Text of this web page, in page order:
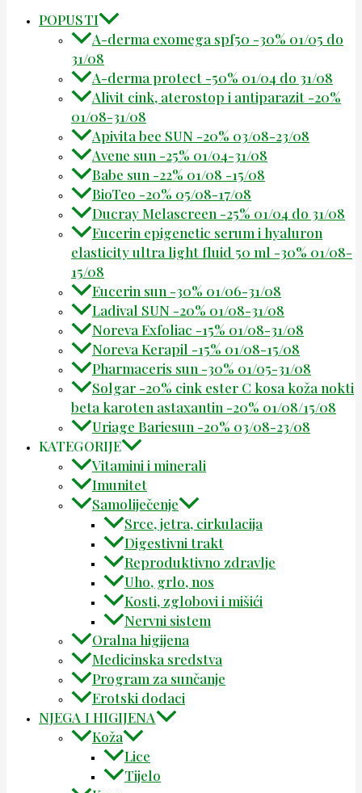
POPUSTI
A-derma exomega spf50 -30% 01/05 do
31/08
A-derma protect -50% 01/04 do 31/08
Alivit cink, aterostop i antiparazit -20%
01/08-31/08
Apivita bee SUN -20% 03/08-23/08
Avene sun -25% 01/04-31/08
Babe sun -22% 01/08 -15/08
BioTeo -20% 05/08-17/08
Ducray Melascreen -25% 01/04 do 31/08
Eucerin epigenetic serum i hyaluron
elasticity ultra light fluid 50 ml -30% 01/08-
15/08
Eucerin sun -30% 01/06-31/08
Ladival SUN -20% 01/08-31/08
Noreva Exfoliac -15% 01/08-31/08
Noreva Kerapil -15% 01/08-15/08
Pharmaceris sun -30% 01/05-31/08
Solgar -20% cink ester C kosa koža nokti
beta karoten astaxantin -20% 01/08/15/08
Uriage Bariesun -20% 03/08-23/08
KATEGORIJE
Vitamini i minerali
Imunitet
Samoliječenje
Srce, jetra, cirkulacija
Digestivni trakt
Reproduktivno zdravlje
Uho, grlo, nos
Kosti, zglobovi i mišići
Nervni sistem
Oralna higijena
Medicinska sredstva
Program za sunčanje
Erotski dodaci
NJEGA I HIGIJENA
Koža
Lice
Tijelo